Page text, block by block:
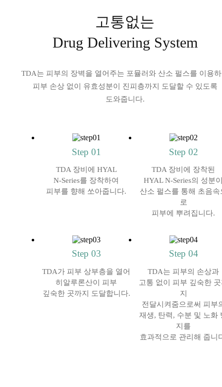
고통없는
Drug Delivering System
TDA는 피부의 장벽을 열어주는 포뮬러와 산소 펄스를 이용
피부 손상 없이 유효성분이 진피층까지 도달할 수 있도록
도와줍니다.
Step 01
TDA 장비에 HYAL
N-Series를 장착하여
피부를 향해 쏘아줍니다.
Step 02
TDA 장비에 장착된
HYAL N-Series의 성분
산소 펄스를 통해 초음속
로
피부에 뿌려집니다.
Step 03
TDA가 피부 상부층을 열어
히알루론산이 피부
깊숙한 곳까지 도달합니다.
Step 04
TDA는 피부의 손상과
고통 없이 피부 깊숙한
지
전달시켜줌으로써 피부
재생, 탄력, 수분 및 노화
지를
효과적으로 관리해 줍니